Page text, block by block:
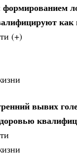
(+)
вывих